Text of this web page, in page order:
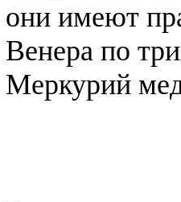
они имеют
Венера по
Меркурий